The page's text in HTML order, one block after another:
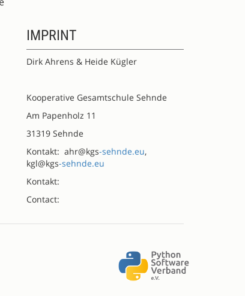
IMPRINT
Dirk Ahrens & Heide Kügler
Kooperative Gesamtschule Sehnde
Am Papenholz 11
31319 Sehnde
Kontakt: ahr@kgs-sehnde.eu,
kgl@kgs-sehnde.eu
Kontakt:
Contact: